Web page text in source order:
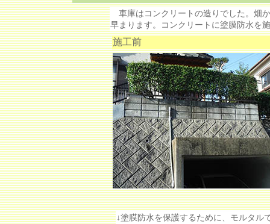
車庫はコンクリートの造りでした。畑
早まります。コンクリートに塗膜防水を
施工前
↓塗膜防水を保護するために、モルタル